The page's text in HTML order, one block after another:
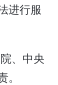
进行服
、中央